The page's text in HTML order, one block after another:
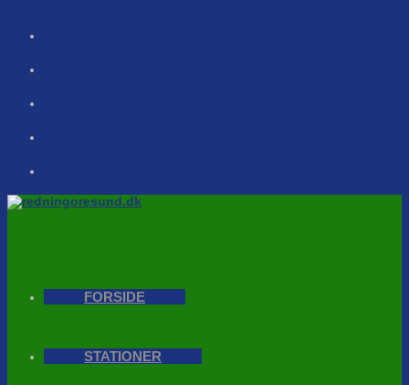
FORSIDE
STATIONER